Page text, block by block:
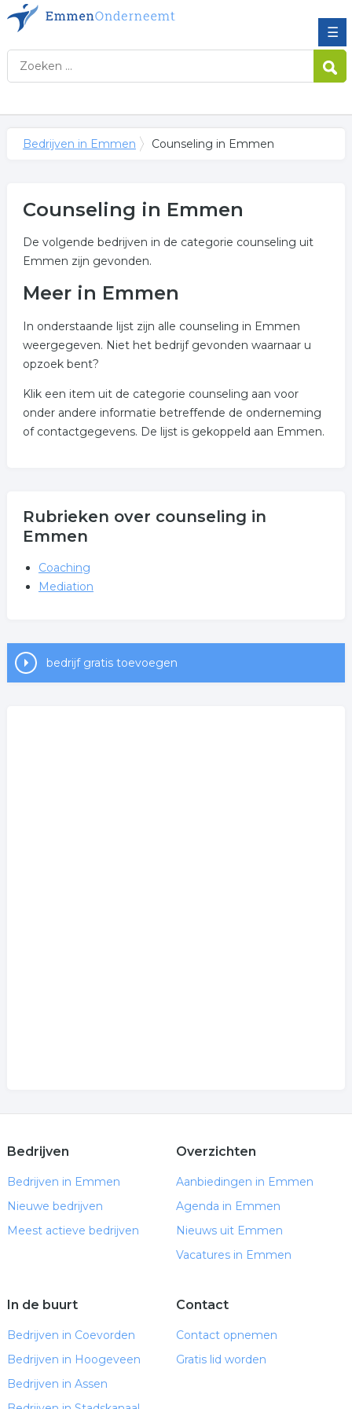
☰
Bedrijven in Emmen Counseling in Emmen
Counseling in Emmen
De volgende bedrijven in de categorie counseling uit
Emmen zijn gevonden.
Meer in Emmen
In onderstaande lijst zijn alle counseling in Emmen
weergegeven. Niet het bedrijf gevonden waarnaar u
opzoek bent?
Klik een item uit de categorie counseling aan voor
onder andere informatie betreffende de onderneming
of contactgegevens. De lijst is gekoppeld aan Emmen.
Rubrieken over counseling in
Emmen
Coaching
Mediation
bedrijf gratis toevoegen
Bedrijven
Bedrijven in Emmen
Nieuwe bedrijven
Meest actieve bedrijven
Overzichten
Aanbiedingen in Emmen
Agenda in Emmen
Nieuws uit Emmen
Vacatures in Emmen
In de buurt
Bedrijven in Coevorden
Bedrijven in Hoogeveen
Bedrijven in Assen
Contact
Contact opnemen
Gratis lid worden